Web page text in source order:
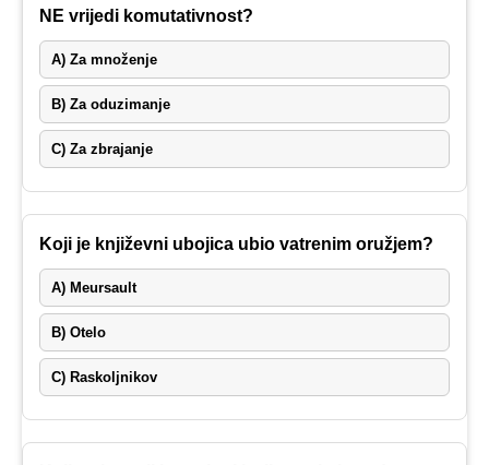
NE vrijedi komutativnost?
A) Za množenje
B) Za oduzimanje
C) Za zbrajanje
Koji je književni ubojica ubio vatrenim oružjem?
A) Meursault
B) Otelo
C) Raskoljnikov